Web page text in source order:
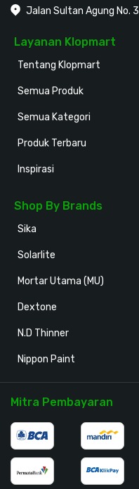
Jalan Sultan Agung No.
Layanan Klopmart
Tentang Klopmart
Semua Produk
Semua Kategori
Produk Terbaru
Inspirasi
Shop By Brands
Sika
Solarlite
Mortar Utama (MU)
Dextone
N.D Thinner
Nippon Paint
Mitra Pembayaran